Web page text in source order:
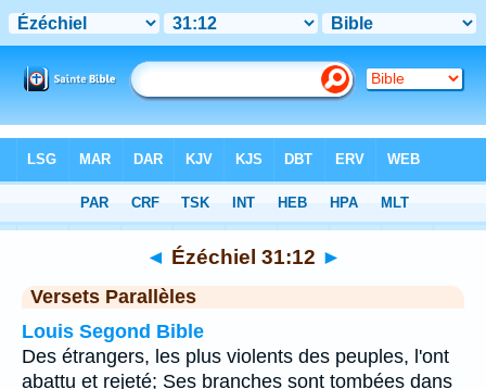
Chapitre 31> Verset 12
◄ Ézéchiel 31:12 ►
Versets Parallèles
Louis Segond Bible
Des étrangers, les plus violents des peuples, l'ont
abattu et rejeté; Ses branches sont tombées dans